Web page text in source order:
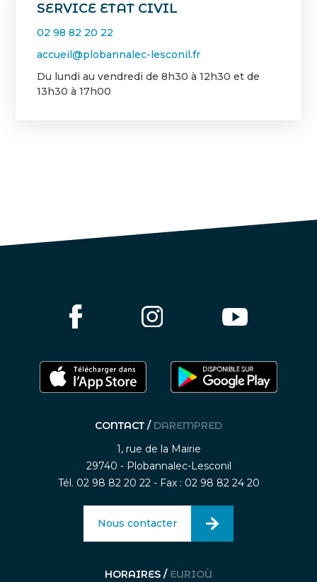
SERVICE ETAT CIVIL
02 98 82 20 22
accueil@plobannalec-lesconil.fr
Du lundi au vendredi de 8h30 à 12h30 et de
13h30 à 17h00
CONTACT / DAREMPRED
1, rue de la Mairie
29740 - Plobannalec-Lesconil
Tél. 02 98 82 20 22 - Fax : 02 98 82 24 20
Nous contacter
HORAIRES / EURIOÙ